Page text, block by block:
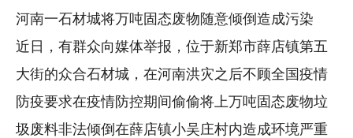
河南一石材城将万吨固态废物随意倾倒造成污染
近日，有群众向媒体举报，位于新郑市薛店镇第五
大街的众合石材城，在河南洪灾之后不顾全国疫情
防疫要求在疫情防控期间偷偷将上万吨固态废物垃
圾废料非法倾倒在薛店镇小吴庄村内造成环境严重